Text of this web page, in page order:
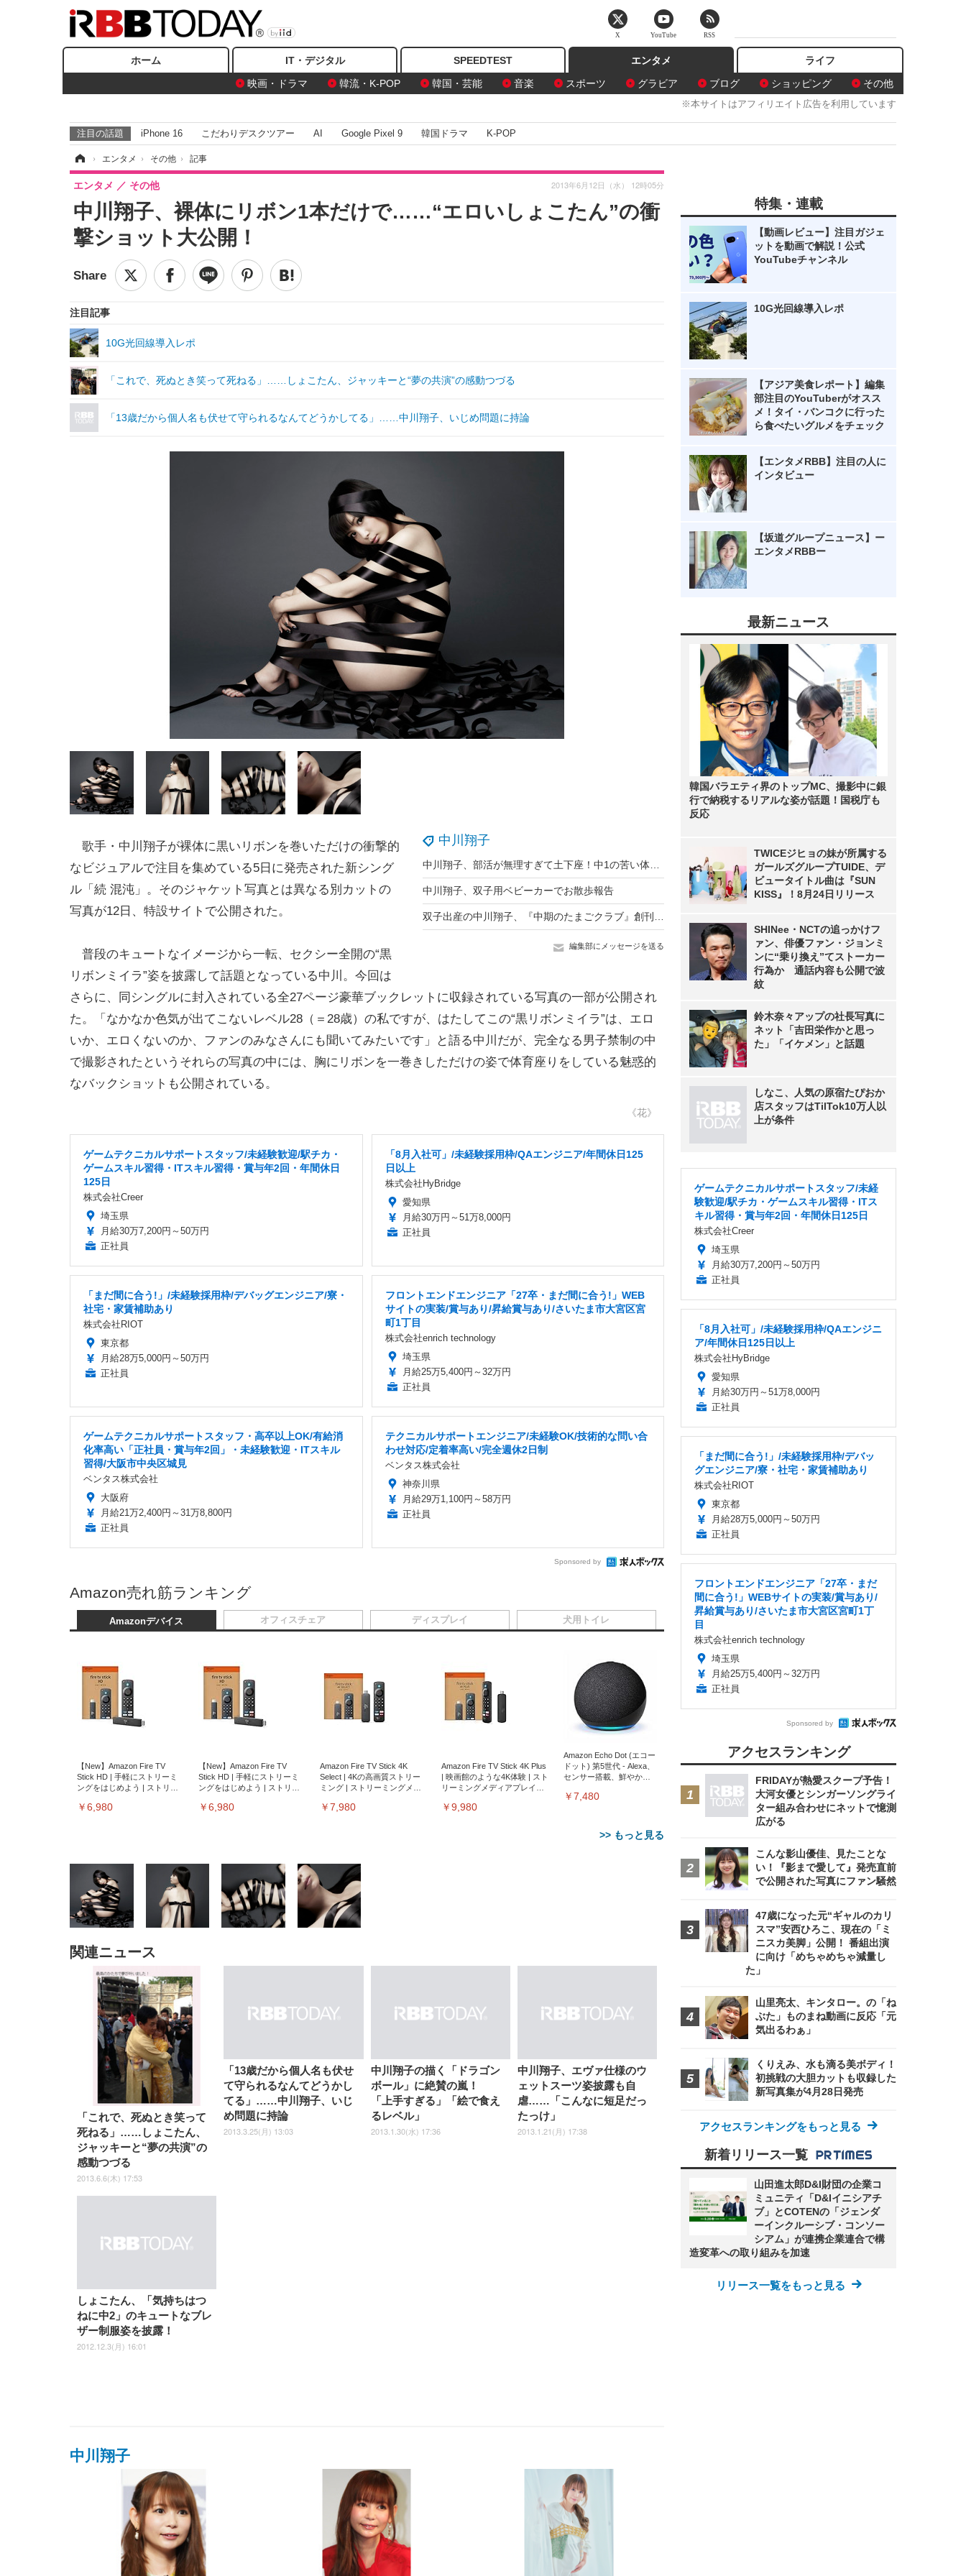
ホーム IT・デジタル SPEEDTEST
エンタメ
映画・ドラマ
韓流・K-POP 韓国・芸能 音楽 スポーツ グラビア ブログ ショッピング その他
ライフ
※本サイトはアフィリエイト広告を利用しています
注目の話題 iPhone 16 こだわりデスクツアー AI Google Pixel 9 韓国ドラマ K-POP
› エンタメ › その他 › 記事
中川翔子、裸体にリボン1本だけで……“エロいしょこたん”の衝
撃ショット大公開！
エンタメ その他 2013年6月12日（水） 12時05分
注目記事
10G光回線導入レポ
「これで、死ぬとき笑って死ねる」……しょこたん、ジャッキーと“夢の共演”の感動つづる
「13歳だから個人名も伏せて守られるなんてどうかしてる」……中川翔子、いじめ問題に持論
中川翔子
中川翔子、双子用ベビーカーでお散歩報告
編集部にメッセージを送る
歌手・中川翔子が裸体に黒いリボンを巻いただけの衝撃的
なビジュアルで注目を集めている5日に発売された新シング
ル「続 混沌」。そのジャケット写真とは異なる別カットの
写真が12日、特設サイトで公開された。
普段のキュートなイメージから一転、セクシー全開の“黒
リボンミイラ”姿を披露して話題となっている中川。今回は
さらに、同シングルに封入されている全27ページ豪華ブックレットに収録されている写真の一部が公開され
た。「なかなか色気が出てこないレベル28（＝28歳）の私ですが、はたしてこの“黒リボンミイラ”は、エロ
いか、エロくないのか、ファンのみなさんにも聞いてみたいです」と語る中川だが、完全なる男子禁制の中
で撮影されたというそれらの写真の中には、胸にリボンを一巻きしただけの姿で体育座りをしている魅惑的
なバックショットも公開されている。
《花》
ゲームテクニカルサポートスタッフ/未経験歓迎/駅チカ・
ゲームスキル習得・ITスキル習得・賞与年2回・年間休日
125日
株式会社Creer
埼玉県
月給30万7,200円～50万円
正社員
「8月入社可」/未経験採用枠/QAエンジニア/年間休日125
日以上
株式会社HyBridge
愛知県
月給30万円～51万8,000円
正社員
「まだ間に合う!」/未経験採用枠/デバッグエンジニア/寮・
社宅・家賃補助あり
株式会社RIOT
東京都
月給28万5,000円～50万円
正社員
フロントエンドエンジニア「27卒・まだ間に合う!」WEB
サイトの実装/賞与あり/昇給賞与あり/さいたま市大宮区宮
町1丁目
株式会社enrich technology
埼玉県
月給25万5,400円～32万円
正社員
ゲームテクニカルサポートスタッフ・高卒以上OK/有給消
化率高い「正社員・賞与年2回」・未経験歓迎・ITスキル
習得/大阪市中央区城見
ベンタス株式会社
大阪府
月給21万2,400円～31万8,800円
正社員
テクニカルサポートエンジニア/未経験OK/技術的な問い合
わせ対応/定着率高い/完全週休2日制
ベンタス株式会社
神奈川県
月給29万1,100円～58万円
正社員
Sponsored by
Amazon売れ筋ランキング
Amazonデバイス
【New】Amazon Fire TV
Stick HD | 手軽にストリーミ
ングをはじめよう | ストリー
￥6,980
【New】Amazon Fire TV
Stick HD | 手軽にストリーミ
ングをはじめよう | ストリー
￥6,980
Amazon Fire TV Stick 4K
Select | 4Kの高画質ストリー
ミング | ストリーミングメデ
￥7,980
Amazon Fire TV Stick 4K Plus
| 映画館のような4K体験 | スト
リーミングメディアプレイヤ
￥9,980
Amazon Echo Dot (エコー
ドット) 第5世代 - Alexa、
センサー搭載、鮮やかな
￥7,480
>> もっと見る
オフィスチェア
[EdoErgo] オフィスチェア 椅
子 テレワーク 疲れない 跳ね
上げ式アームレスト コンパク
ト 約105度ロッキング pc 事務
椅子 360度回転 座面昇降 強化
ナイロン樹脂ベース 通気性メ
ッシュ 在宅ワーク H-
WY01(黒網+黒枠+黒足)
￥5,699
度ロッキング機能 人間工学 椅
子 腰サポート 90度跳ね上げ
ュ ゲーミング/勉強/事務用 お
しゃれ パソコンチェア (ブラ
ック)
￥7,680
ロッキング機能 人間工学 椅子
腰サポート 90度跳ね上げ式ア
ゲーミング/勉強/事務用 おし
ゃれ パソコンチェア (ホワイ
ト)
￥7,680
ス圧無段階昇降 360度回
￥4,139
ディスプレイ
ムモニター | FlexScan
EV3240X-WT | 31.5型4K
UHD・USB Type-C・ホワイ
￥105,595
ムモニター | FlexScan
EV2740X-WT | 27.0型4K
UHD・USB Type-C・ホワイ
￥109,572 ￥49,979
【整備済み品】Dell
沢 HDMI/DisplayPort/VGA
スピーカー内蔵 高さ調整 ス
￥15,800
【MiniLED/24.5inch/280Hz/FHD】
1ms FHD 量子ドット 残像低減 (3
年保証 | 輝点保証 | 日本メーカー)
￥34,980
犬用トイレ
Amazonベーシック ペットシ
ーツ 薄型 レギュラー 1回使い
捨て 無香料 ホワイト 300枚
￥3,373
￥1,800
ペットシーツ 超厚型 お徳用
ワイド 100枚入 (x 1) (ケース
￥3,670 ￥3,731
関連ニュース
「これで、死ぬとき笑って
死ねる」……しょこたん、
ジャッキーと“夢の共演”の
感動つづる
2013.6.6(木) 17:53
「13歳だから個人名も伏せ
て守られるなんてどうかし
てる」……中川翔子、いじ
め問題に持論
2013.3.25(月) 13:03
中川翔子の描く「ドラゴン
ボール」に絶賛の嵐！
「上手すぎる」「絵で食え
るレベル」
2013.1.30(水) 17:36
中川翔子、エヴァ仕様のウ
ェットスーツ姿披露も自
虐……「こんなに短足だっ
たっけ」
2013.1.21(月) 17:38
しょこたん、「気持ちはつ
ねに中2」のキュートなブレ
ザー制服姿を披露！
2012.12.3(月) 16:01
中川翔子
特集・連載
【動画レビュー】注目ガジェ
ットを動画で解説！公式
YouTubeチャンネル
10G光回線導入レポ
【アジア美食レポート】編集
部注目のYouTuberがオスス
メ！タイ・バンコクに行った
ら食べたいグルメをチェック
【エンタメRBB】注目の人に
インタビュー
【坂道グループニュース】ー
エンタメRBBー
最新ニュース
韓国バラエティ界のトップMC、撮影中に銀
行で納税するリアルな姿が話題！国税庁も
反応
TWICEジヒョの妹が所属する
ガールズグループTUIDE、デ
ビュータイトル曲は『SUN
KISS』！8月24日リリース
SHINee・NCTの追っかけフ
ァン、俳優ファン・ジョンミ
ンに“乗り換え”てストーカー
行為か 通話内容も公開で波
紋
鈴木奈々アップの社長写真に
ネット「吉田栄作かと思っ
た」「イケメン」と話題
しなこ、人気の原宿たぴおか
店スタッフはTilTok10万人以
上が条件
ゲームテクニカルサポートスタッフ/未経
験歓迎/駅チカ・ゲームスキル習得・ITス
キル習得・賞与年2回・年間休日125日
株式会社Creer
埼玉県
月給30万7,200円～50万円
正社員
「8月入社可」/未経験採用枠/QAエンジニ
ア/年間休日125日以上
株式会社HyBridge
愛知県
月給30万円～51万8,000円
正社員
「まだ間に合う!」/未経験採用枠/デバッ
グエンジニア/寮・社宅・家賃補助あり
株式会社RIOT
東京都
月給28万5,000円～50万円
正社員
フロントエンドエンジニア「27卒・まだ
間に合う!」WEBサイトの実装/賞与あり/
昇給賞与あり/さいたま市大宮区宮町1丁
目
株式会社enrich technology
埼玉県
月給25万5,400円～32万円
正社員
Sponsored by
アクセスランキング
FRIDAYが熱愛スクープ予告！
大河女優とシンガーソングライ
ター組み合わせにネットで憶測
広がる
こんな影山優佳、見たことな
い！『影まで愛して』発売直前
で公開された写真にファン騒然
47歳になった元“ギャルのカリ
スマ”安西ひろこ、現在の「ミ
ニスカ美脚」公開！ 番組出演
に向け「めちゃめちゃ減量し
た」
山里亮太、キンタロー。の「ね
ぶた」ものまね動画に反応「元
気出るわぁ」
くりえみ、水も滴る美ボディ！
初挑戦の大胆カットも収録した
新写真集が4月28日発売
アクセスランキングをもっと見る
新着リリース一覧
山田進太郎D&I財団の企業コ
ミュニティ「D&Iイニシアチ
ブ」とCOTENの「ジェンダ
ーインクルーシブ・コンソー
シアム」が連携企業連合で構
造変革への取り組みを加速
リリース一覧をもっと見る
X YouTube RSS